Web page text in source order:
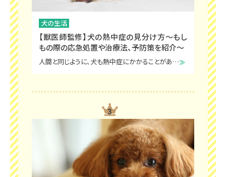
犬の生活
【獣医師監修】犬の熱中症の見分け方～もし
もの際の応急処置や治療法、予防策を紹介～
人間と同じように、犬も熱中症にかかることがあります。熱中症は、体温上昇とともに脱水によって血液が濃縮し、血圧が低下します。悪化すると死亡や後遺症につながることもある非常に危険な病気です。この記事では、犬の熱中症の見分け方や病院に行く前の早期の応急処置など、熱中症から愛犬を守るための基礎知識を紹介します。